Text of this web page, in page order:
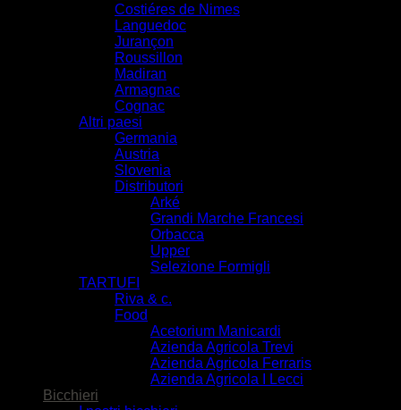
Costiéres de Nimes
Languedoc
Jurançon
Roussillon
Madiran
Armagnac
Cognac
Altri paesi
Germania
Austria
Slovenia
Distributori
Arké
Grandi Marche Francesi
Orbacca
Upper
Selezione Formigli
TARTUFI
Riva & c.
Food
Acetorium Manicardi
Azienda Agricola Trevi
Azienda Agricola Ferraris
Azienda Agricola I Lecci
Bicchieri